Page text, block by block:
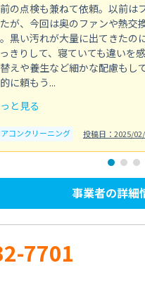
の点検も兼ねて依頼。以前は
が、今回は奥のファンや熱交
黒い汚れが大量に出てきたの
きりして、寝ていても違いを
えや養生など細かな配慮もし
に頼もう...
と見る
コンクリーニング 投稿日：2025/
事業者の詳細
7701